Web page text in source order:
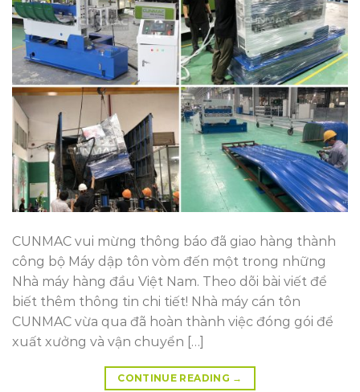
CUNMAC vui mừng thông báo đã giao hàng thành
công bộ Máy dập tôn vòm đến một trong những
Nhà máy hàng đầu Việt Nam. Theo dõi bài viết để
biết thêm thông tin chi tiết! Nhà máy cán tôn
CUNMAC vừa qua đã hoàn thành việc đóng gói để
xuất xưởng và vận chuyển […]
CONTINUE READING →